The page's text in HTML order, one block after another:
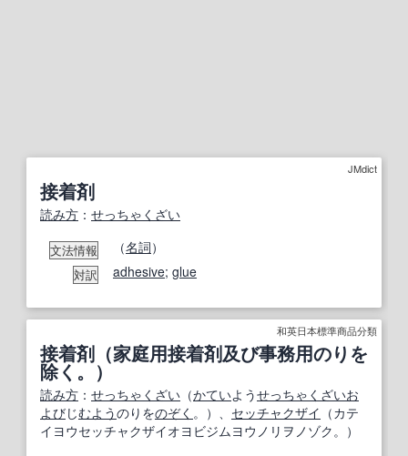
JMdict
接着剤
読み方 ： せっちゃくざい
文法情報 （名詞）
対訳 adhesive; glue
和英日本標準商品分類
接着剤（家庭用接着剤及び事務用のりを
除く。）
読み方 ： せっちゃくざい （かていようせっちゃくざいお
よびじむようのりをのぞく 。）、 セッチャクザイ （カテ
イヨウセッチャクザイオヨビジムヨウノリヲノゾク。）